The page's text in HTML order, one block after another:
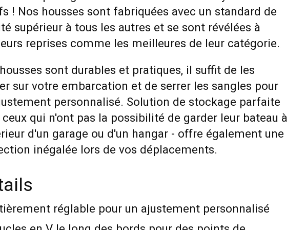
! Nos housses sont fabriquées avec un standard de
supérieur à tous les autres et se sont révélées à
reprises comme les meilleures de leur catégorie.
sont durables et pratiques, il suffit de les
sur votre embarcation et de serrer les sangles pour
personnalisé. Solution de stockage parfaite
qui n'ont pas la possibilité de garder leur bateau à
d'un garage ou d'un hangar - offre également une
inégalée lors de vos déplacements.
réglable pour un ajustement personnalisé